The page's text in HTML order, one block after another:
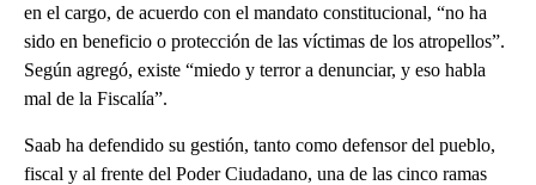
en el cargo, de acuerdo con el mandato constitucional, “no ha
sido en beneficio o protección de las víctimas de los atropellos”.
Según agregó, existe “miedo y terror a denunciar, y eso habla
mal de la Fiscalía”.
Saab ha defendido su gestión, tanto como defensor del pueblo,
fiscal y al frente del Poder Ciudadano, una de las cinco ramas